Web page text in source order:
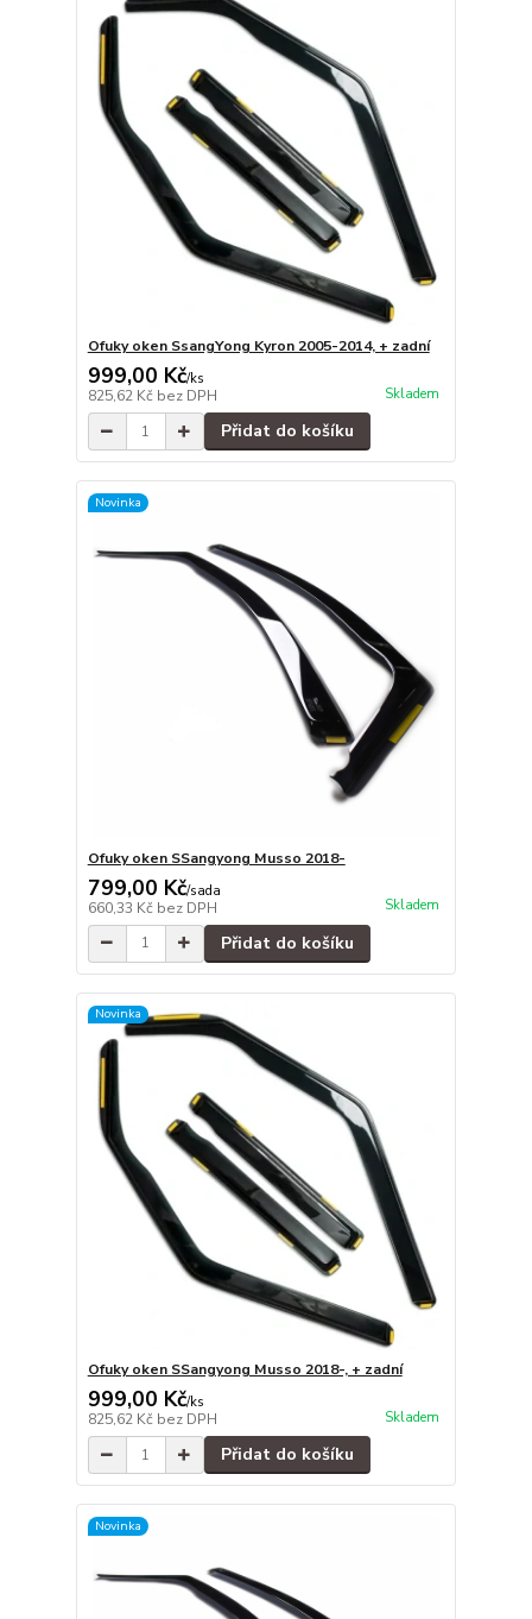
Ofuky oken SsangYong Kyron 2005-2014, + zadní
999,00 Kč/ks
825,62 Kč bez DPH Skladem
Přidat do košíku
Novinka
Ofuky oken SSangyong Musso 2018-
799,00 Kč/sada
660,33 Kč bez DPH Skladem
Přidat do košíku
Novinka
Ofuky oken SSangyong Musso 2018-, + zadní
999,00 Kč/ks
825,62 Kč bez DPH Skladem
Přidat do košíku
Novinka